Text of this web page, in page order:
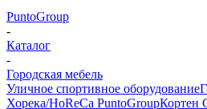
PuntoGroup
-
Каталог
-
Городская мебель
Уличное спортивное оборудование
Хорека/HoReCa PuntoGroupКортен